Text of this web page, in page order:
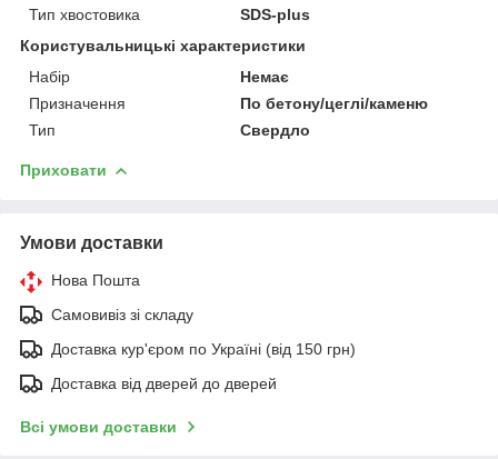
Тип хвостовика
SDS-plus
Користувальницькі характеристики
Набір
Немає
Призначення
По бетону/цеглі/каменю
Тип
Свердло
Приховати
Умови доставки
Нова Пошта
Самовивіз зі складу
Доставка кур'єром по Україні (від 150 грн)
Доставка від дверей до дверей
Всі умови доставки